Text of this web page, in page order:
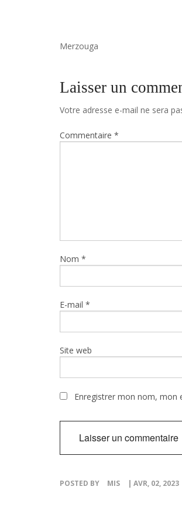
Merzouga
Laisser un
Votre adresse e-mail ne sera
Commentaire *
Nom *
E-mail *
Site web
Enregistrer mon nom, mon
POSTED BY MIS | AVR, 02, 2023